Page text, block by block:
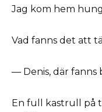
Jag kom hem
Vad fanns det att
— Denis, där fanns
En full kastrull på